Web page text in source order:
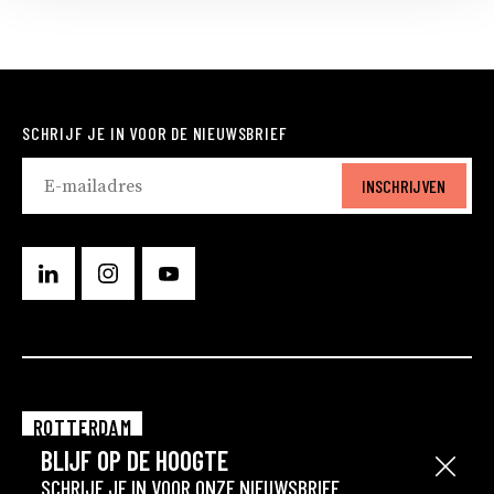
Sluit
BLIJF OP DE HOOGTE
SCHRIJF JE IN VOOR ONZE NIEUWSBRIEF
SCHRIJF JE IN VOOR DE NIEUWSBRIEF
INSCHRIJVEN
ROTTERDAM
EINDHOVEN